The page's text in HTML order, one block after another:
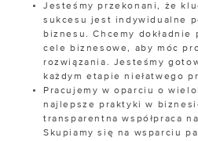
Jesteśmy przekonani, że
sukcesu jest indywidualne
biznesu. Chcemy dokładnie
cele biznesowe, aby móc
rozwiązania. Jesteśmy
każdym etapie niełatwego
Pracujemy w oparciu o
najlepsze praktyki w
transparentna współpraca
Skupiamy się na wsparciu